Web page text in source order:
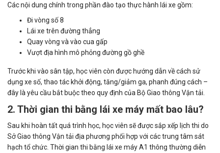
Các nội dung chính trong phần đào tạo thực hành lái xe gồm:
Đi vòng số 8
Lái xe trên đường thẳng
Quay vòng và vào cua gấp
Vượt địa hình mô phỏng đường gồ ghề
Trước khi vào sân tập, học viên còn được hướng dẫn về cách sử
dụng xe số, thao tác khởi động, tăng/giảm ga, phanh đúng cách –
đây là yêu cầu bắt buộc theo quy định của Bộ Giao thông Vận tải.
2. Thời gian thi bằng lái xe máy mất bao lâu?
Sau khi hoàn tất quá trình học, học viên sẽ được sắp xếp lịch thi do
Sở Giao thông Vận tải địa phương phối hợp với các trung tâm sát
hạch tổ chức. Thời gian thi bằng lái xe máy A1 thông thường diễn